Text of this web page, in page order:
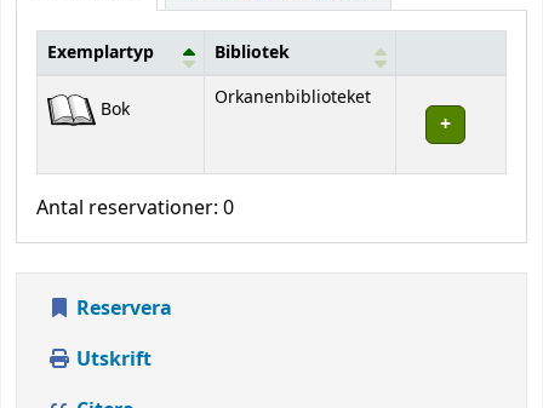
Bestånd
Exemplartyp Bibliotek
Bok Orkanenbiblioteket
Antal reservationer: 0
Reservera
Utskrift